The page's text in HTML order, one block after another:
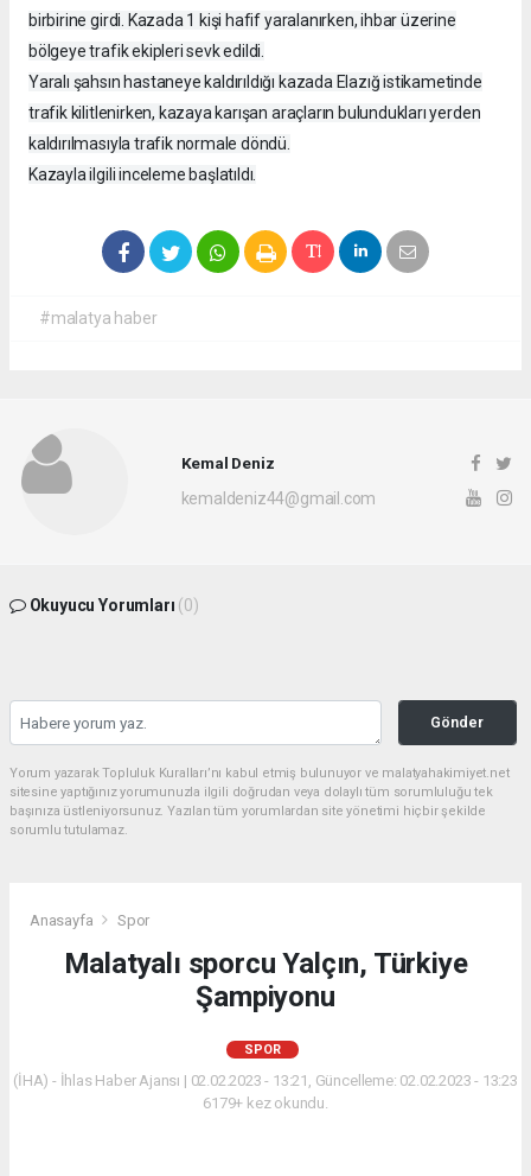
birbirine girdi. Kazada 1 kişi hafif yaralanırken, ihbar üzerine
bölgeye trafik ekipleri sevk edildi.
Yaralı şahsın hastaneye kaldırıldığı kazada Elazığ istikametinde
trafik kilitlenirken, kazaya karışan araçların bulundukları yerden
kaldırılmasıyla trafik normale döndü.
Kazayla ilgili inceleme başlatıldı.
#malatya haber
Kemal Deniz
kemaldeniz44@gmail.com
Okuyucu Yorumları (0)
Gönder
Yorum yazarak Topluluk Kuralları’nı kabul etmiş bulunuyor ve malatyahakimiyet.net
sitesine yaptığınız yorumunuzla ilgili doğrudan veya dolaylı tüm sorumluluğu tek
başınıza üstleniyorsunuz. Yazılan tüm yorumlardan site yönetimi hiçbir şekilde
sorumlu tutulamaz.
Anasayfa Spor
Malatyalı sporcu Yalçın, Türkiye
Şampiyonu
SPOR
(İHA) - İhlas Haber Ajansı | 02.02.2023 - 13:21, Güncelleme: 02.02.2023 - 13:23
6179+ kez okundu.